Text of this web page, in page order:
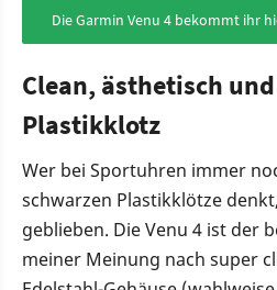
Die Garmin Venu 4 bekommt ihr
Clean, ästhetisch
Plastikklotz
Wer bei Sportuhren immer
schwarzen Plastikklötze
geblieben. Die Venu 4 ist der
meiner Meinung nach super